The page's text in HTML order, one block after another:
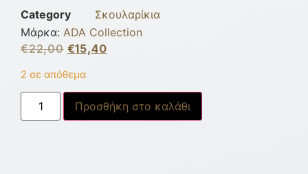
Category
Σκουλαρίκια
Μάρκα: ADA Collection
€22,00 €15,40
2 σε απόθεμα
Προσθήκη στο καλάθι